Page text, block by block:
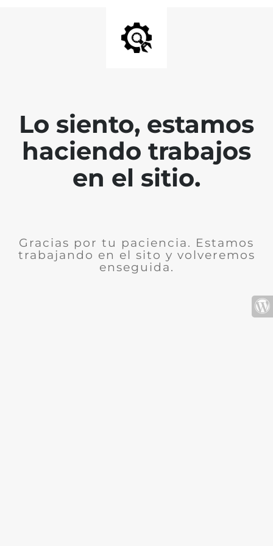
Lo siento, estamos
haciendo trabajos
en el sitio.
Gracias por tu paciencia. Estamos
trabajando en el sito y volveremos
enseguida.